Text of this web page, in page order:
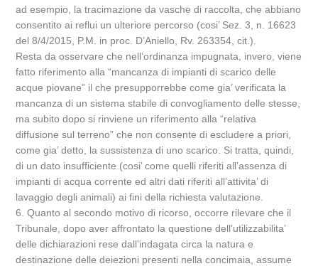
ad esempio, la tracimazione da vasche di raccolta, che abbiano
consentito ai reflui un ulteriore percorso (cosi’ Sez. 3, n. 16623
del 8/4/2015, P.M. in proc. D’Aniello, Rv. 263354, cit.).
Resta da osservare che nell’ordinanza impugnata, invero, viene
fatto riferimento alla “mancanza di impianti di scarico delle
acque piovane” il che presupporrebbe come gia’ verificata la
mancanza di un sistema stabile di convogliamento delle stesse,
ma subito dopo si rinviene un riferimento alla “relativa
diffusione sul terreno” che non consente di escludere a priori,
come gia’ detto, la sussistenza di uno scarico. Si tratta, quindi,
di un dato insufficiente (cosi’ come quelli riferiti all’assenza di
impianti di acqua corrente ed altri dati riferiti all’attivita’ di
lavaggio degli animali) ai fini della richiesta valutazione.
6. Quanto al secondo motivo di ricorso, occorre rilevare che il
Tribunale, dopo aver affrontato la questione dell’utilizzabilita’
delle dichiarazioni rese dall’indagata circa la natura e
destinazione delle deiezioni presenti nella concimaia, assume